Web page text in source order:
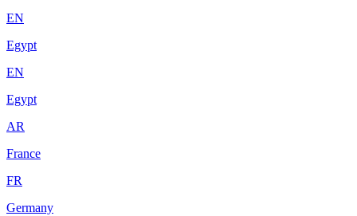
EN
Egypt
EN
Egypt
AR
France
FR
Germany